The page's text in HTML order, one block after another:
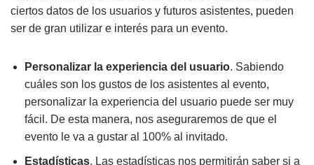
ciertos datos de los usuarios y futuros asistentes, pueden
ser de gran utilizar e interés para un evento.
Personalizar la experiencia del usuario. Sabiendo
cuáles son los gustos de los asistentes al evento,
personalizar la experiencia del usuario puede ser muy
fácil. De esta manera, nos aseguraremos de que el
evento le va a gustar al 100% al invitado.
Estadísticas. Las estadísticas nos permitirán saber si a